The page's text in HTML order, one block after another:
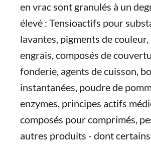
en vrac sont granulés à un
élevé : Tensioactifs pour
lavantes, pigments de
engrais, composés de
fonderie, agents de cuisson,
instantanées, poudre de
enzymes, principes actifs
composés pour comprimés,
autres produits - dont